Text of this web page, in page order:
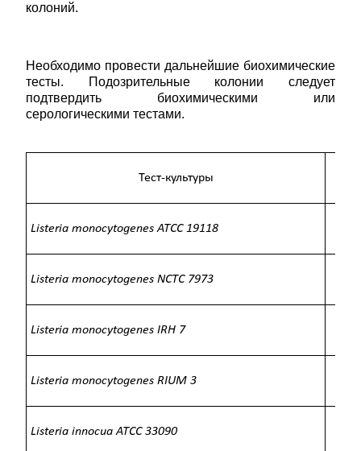
колоний.
Необходимо провести дальнейшие биохимические
тесты. Подозрительные колонии следует
подтвердить биохимическими или
серологическими тестами.
Тест-культуры
Listeria monocytogenes ATCC 19118
Listeria monocytogenes NCTC 7973
Listeria monocytogenes IRH 7
Listeria monocytogenes RIUM 3
Listeria innocua ATCC 33090